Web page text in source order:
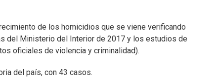
de los homicidios que se viene verificando
del Ministerio del Interior de 2017 y los estudios de
oficiales de violencia y criminalidad).
del país, con 43 casos.